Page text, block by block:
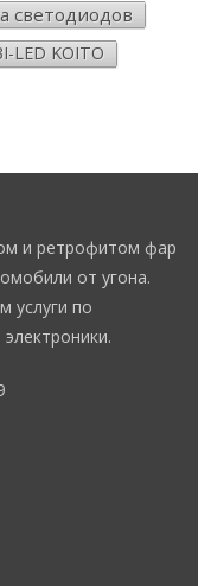
светодиодов
LED KOITO
и ретрофитом фар
от угона.
услуги по